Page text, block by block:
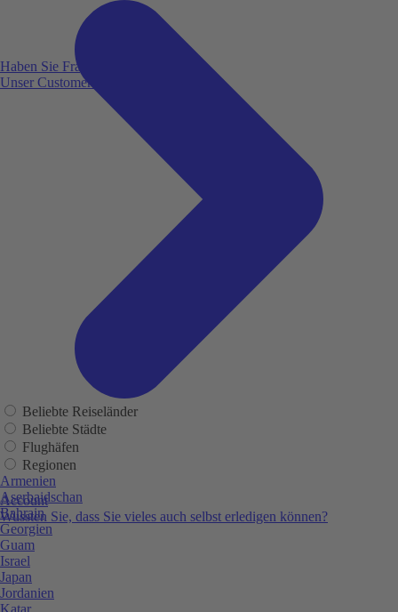
Haben Sie Fragen?
Unser Customer Service ist für Sie da!
Account
Wussten Sie, dass Sie vieles auch selbst erledigen können?
Beliebte Reiseländer
Beliebte Städte
Flughäfen
Regionen
Armenien
Aserbaidschan
Bahrain
Georgien
Guam
Israel
Japan
Jordanien
Katar